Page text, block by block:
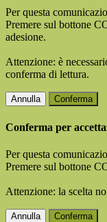
Per questa
Premere sul bottone
adesione.
Attenzione: è
conferma di lettura.
Annulla Conferma
Conferma per
Per questa
Premere sul bottone
Attenzione: la scelta
Annulla Conferma